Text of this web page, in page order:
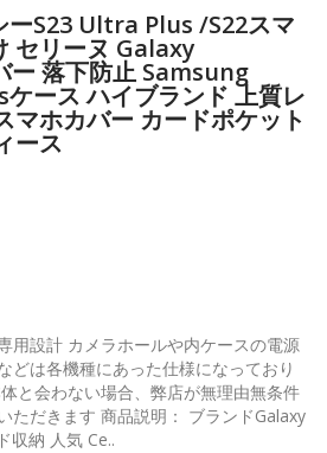
ーs23 Ultra Plus /s22スマ
セリーヌ Galaxy
ー 落下防止 Samsung
ース ハイブランド 上質レ
マホカバー カードポケット
ース
用設計 カメラホールや内ケースの電源
どは各機種にあった仕様になっており
と会わない場合、弊店が無理由無条件
ただきます 商品説明： ブランドGalaxy
収納 人気 Ce..